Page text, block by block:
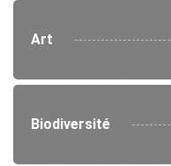
Art
Biodiversité